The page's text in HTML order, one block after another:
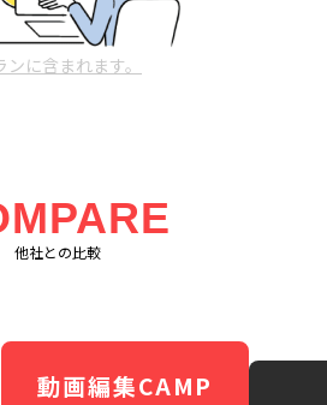
に含まれます。
他社との比較
動画編集CAMP